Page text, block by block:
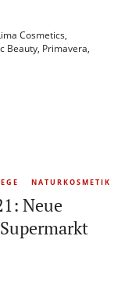
Cosmetics,
Beauty, Primavera,
NATURKOSMETIK
Neue